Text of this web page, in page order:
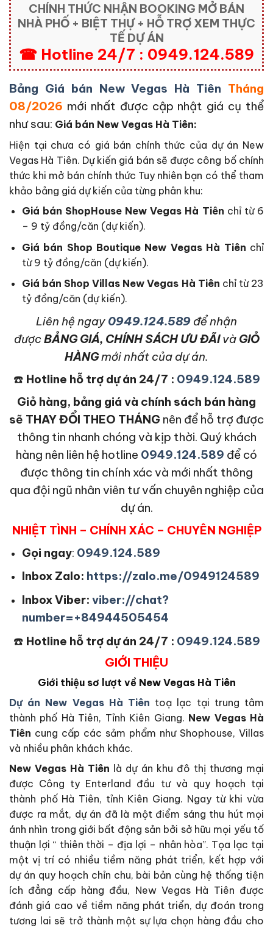
CHÍNH THỨC NHẬN BOOKING MỞ BÁN
NHÀ PHỐ + BIỆT THỰ + HỖ TRỢ XEM THỰC
TẾ DỰ ÁN
☎ Hotline 24/7 : 0949.124.589
Bảng Giá bán New Vegas Hà Tiên Tháng
08/2026 mới nhất được cập nhật giá cụ thể
như sau: Giá bán New Vegas Hà Tiên:
Hiện tại chưa có giá bán chính thức của dự án New
Vegas Hà Tiên. Dự kiến giá bán sẽ được công bố chính
thức khi mở bán chính thức Tuy nhiên bạn có thể tham
khảo bảng giá dự kiến của từng phân khu:
Giá bán ShopHouse New Vegas Hà Tiên chỉ từ 6
– 9 tỷ đồng/căn (dự kiến).
Giá bán Shop Boutique New Vegas Hà Tiên chỉ
từ 9 tỷ đồng/căn (dự kiến).
Giá bán Shop Villas New Vegas Hà Tiên chỉ từ 23
tỷ đồng/căn (dự kiến).
Liên hệ ngay 0949.124.589 để nhận
được BẢNG GIÁ, CHÍNH SÁCH ƯU ĐÃIvàGIỎ
HÀNGmới nhất của dự án.
☎️ Hotline hỗ trợ dự án 24/7 : 0949.124.589
Giỏ hàng, bảng giá và chính sách bán hàng
sẽ THAY ĐỔI THEO THÁNG nên để hỗ trợ được
thông tin nhanh chóng và kịp thời. Quý khách
hàng nên liên hệ hotline 0949.124.589 để có
được thông tin chính xác và mới nhất thông
qua đội ngũ nhân viên tư vấn chuyên nghiệp của
dự án.
NHIỆT TÌNH – CHÍNH XÁC – CHUYÊN NGHIỆP
Gọi ngay: 0949.124.589
Inbox Zalo: https://zalo.me/0949124589
Inbox Viber: viber://chat?
number=+84944505454
☎️ Hotline hỗ trợ dự án 24/7 : 0949.124.589
GIỚI THIỆU
Giới thiệu sơ lượt về New Vegas Hà Tiên
Dự án New Vegas Hà Tiên toạ lạc tại trung tâm
thành phố Hà Tiên, Tỉnh Kiên Giang. New Vegas Hà
Tiên cung cấp các sảm phẩm như Shophouse, Villas
và nhiều phân khách khác.
New Vegas Hà Tiên là dự án khu đô thị thương mại
được Công ty Enterland đầu tư và quy hoạch tại
thành phố Hà Tiên, tỉnh Kiên Giang. Ngay từ khi vừa
được ra mắt, dự án đã là một điểm sáng thu hút mọi
ánh nhìn trong giới bất động sản bởi sở hữu mọi yếu tố
thuận lợi “ thiên thời – địa lợi – nhân hòa”. Tọa lạc tại
một vị trí có nhiều tiềm năng phát triển, kết hợp với
dự án quy hoạch chỉn chu, bài bản cùng hệ thống tiện
ích đẳng cấp hàng đầu, New Vegas Hà Tiên được
đánh giá cao về tiềm năng phát triển, dự đoán trong
tương lai sẽ trở thành một sự lựa chọn hàng đầu cho